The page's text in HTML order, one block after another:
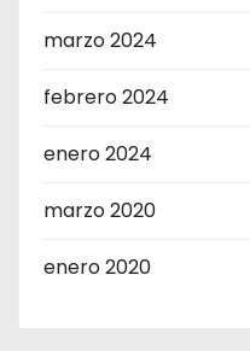
marzo 2024
febrero 2024
enero 2024
marzo 2020
enero 2020